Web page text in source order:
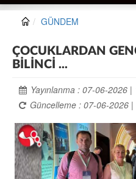
GÜNDEM
ÇOCUKLARDAN
BİLİNCİ ...
Yayınlanma : 07-06-2026
Güncelleme : 07-06-2026